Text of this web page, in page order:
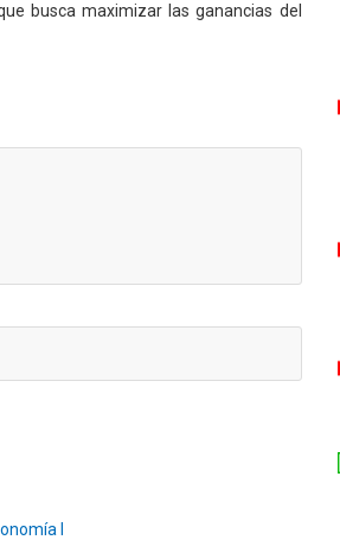
busca maximizar las ganancias del
I